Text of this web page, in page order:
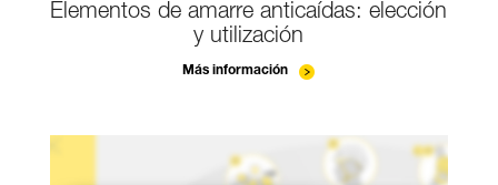
Elementos de amarre anticaídas: elección
y utilización
Más información